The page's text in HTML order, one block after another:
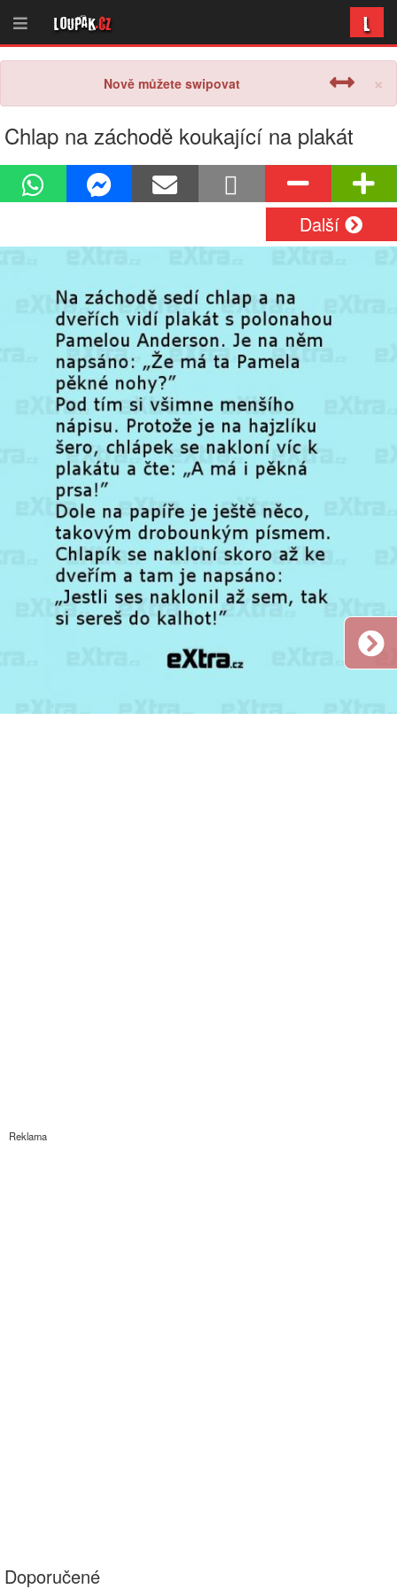
Loupak.cz L
×
Nově můžete swipovat
Chlap na záchodě koukající na plakát
Další
Reklama
Doporučené